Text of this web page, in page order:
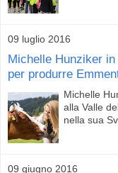
09 luglio 2016
Michelle Hunziker
per produrre
Michelle
alla Valle
nella sua
09 giugno 2016